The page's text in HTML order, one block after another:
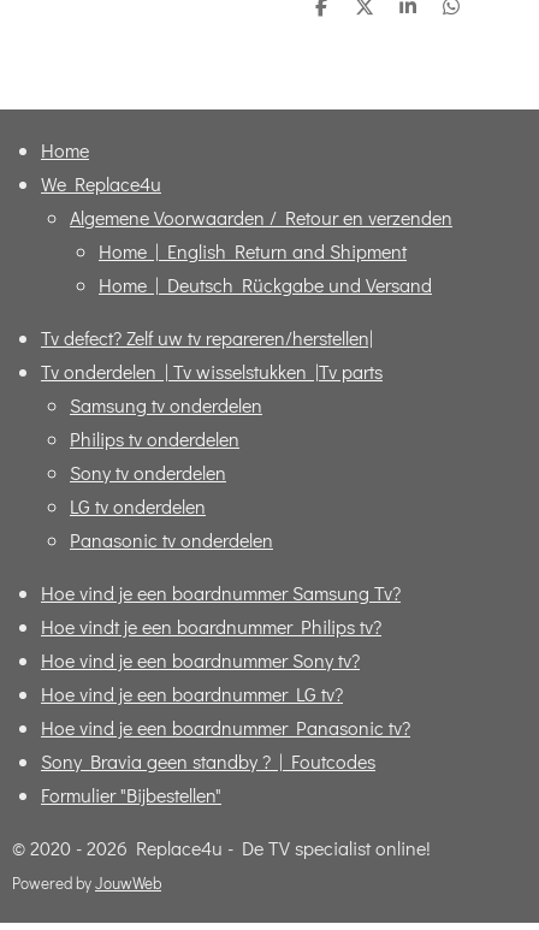
D
D
S
D
Home
We Replace4u
Algemene Voorwaarden / Retour en verzenden
Home | English Return and Shipment
Home | Deutsch Rückgabe und Versand
Tv defect? Zelf uw tv repareren/herstellen|
Tv onderdelen | Tv wisselstukken |Tv parts
Samsung tv onderdelen
Philips tv onderdelen
Sony tv onderdelen
LG tv onderdelen
Panasonic tv onderdelen
Hoe vind je een boardnummer Samsung Tv?
Hoe vindt je een boardnummer Philips tv?
Hoe vind je een boardnummer Sony tv?
Hoe vind je een boardnummer LG tv?
Hoe vind je een boardnummer Panasonic tv?
Sony Bravia geen standby ? | Foutcodes
Formulier "Bijbestellen"
© 2020 - 2026 Replace4u - De TV specialist online!
Powered byJouwWeb